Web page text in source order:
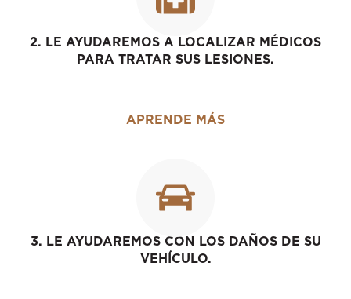
2. LE AYUDAREMOS A LOCALIZAR MÉDICOS
PARA TRATAR SUS LESIONES.
APRENDE MÁS
3. LE AYUDAREMOS CON LOS DAÑOS DE SU
VEHÍCULO.